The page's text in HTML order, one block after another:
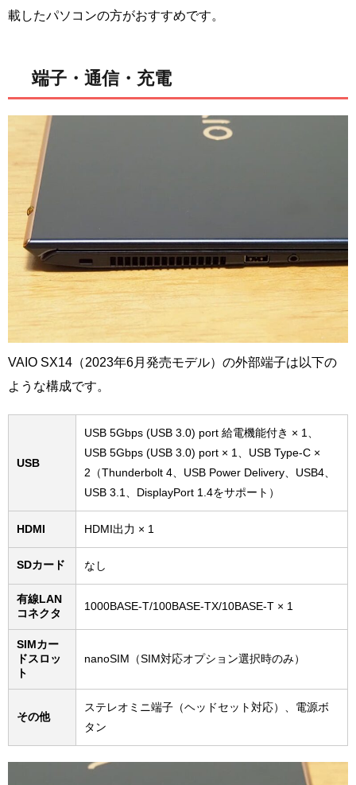
載したパソコンの方がおすすめです。
端子・通信・充電
VAIO SX14（2023年6月発売モデル）の外部端子は以下の
ような構成です。
USB
USB 5Gbps (USB 3.0) port 給電機能付き × 1、
USB 5Gbps (USB 3.0) port × 1、USB Type-C ×
2（Thunderbolt 4、USB Power Delivery、USB4、
USB 3.1、DisplayPort 1.4をサポート）
HDMI HDMI出力 × 1
SDカード なし
有線LAN
コネクタ
1000BASE-T/100BASE-TX/10BASE-T × 1
SIMカー
ドスロッ
ト
nanoSIM（SIM対応オプション選択時のみ）
その他
ステレオミニ端子（ヘッドセット対応）、電源ボ
タン